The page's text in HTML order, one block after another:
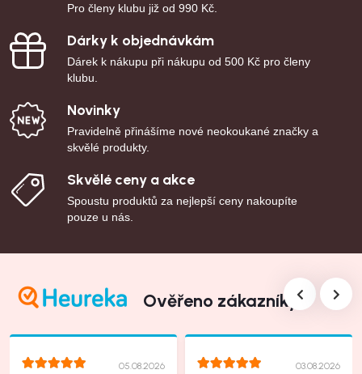
Pro členy klubu již od 990 Kč.
Dárky k objednávkám
Dárek k nákupu při nákupu od 500 Kč pro členy
klubu.
Novinky
Pravidelně přinášíme nové neokoukané značky a
skvělé produkty.
Skvělé ceny a akce
Spoustu produktů za nejlepší ceny nakoupíte
pouze u nás.
Ověřeno zákazníky
05.08.2026 03.08.2026